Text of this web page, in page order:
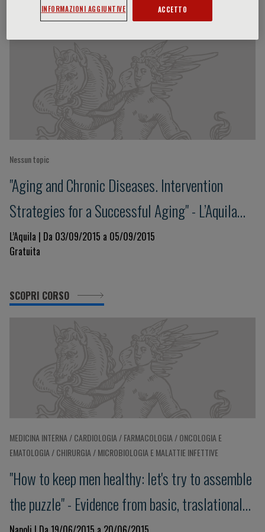
Partecipazioni del relatore
Nessun topic
"Aging and Chronic Diseases. Intervention
Strategies for a Successful Aging" - L’Aquila
Award for Research on Successful Aging
L’Aquila | Da 03/09/2015 a 05/09/2015
Gratuita
SCOPRI CORSO
MEDICINA INTERNA / CARDIOLOGIA / FARMACOLOGIA / ONCOLOGIA E
EMATOLOGIA / CHIRURGIA / MICROBIOLOGIA E MALATTIE INFETTIVE
"How to keep men healthy: let's try to assemble
the puzzle" - Evidence from basic, traslational
INFORMAZIONI AGGIUNTIVE ACCETTO